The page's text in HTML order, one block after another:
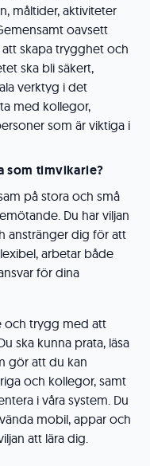
måltider, aktiviteter
oavsett
skapa trygghet och
ska bli säkert,
verktyg i det
med kollegor,
som är viktiga i
som timvikarie?
på stora och små
Du har viljan
anstränger dig för att
arbetar både
för dina
och trygg med att
ska kunna prata, läsa
gör att du kan
och kollegor, samt
i våra system. Du
mobil, appar och
att lära dig.